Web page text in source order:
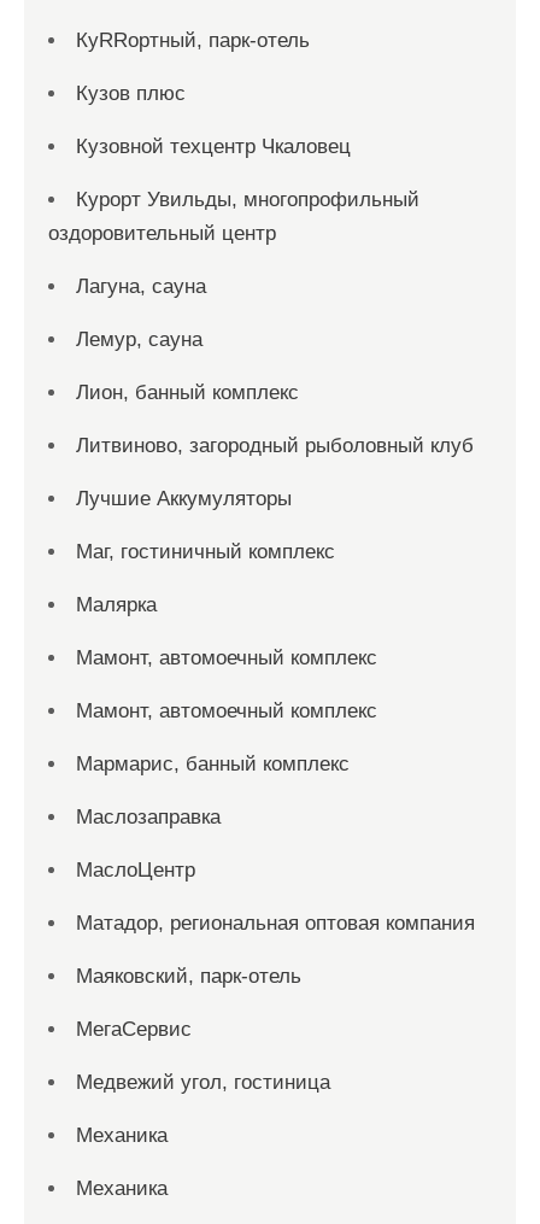
КуRRортный, парк-отель
Кузов плюс
Кузовной техцентр Чкаловец
Курорт Увильды, многопрофильный
оздоровительный центр
Лагуна, сауна
Лемур, сауна
Лион, банный комплекс
Литвиново, загородный рыболовный клуб
Лучшие Аккумуляторы
Маг, гостиничный комплекс
Малярка
Мамонт, автомоечный комплекс
Мамонт, автомоечный комплекс
Мармарис, банный комплекс
Маслозаправка
МаслоЦентр
Матадор, региональная оптовая компания
Маяковский, парк-отель
МегаСервис
Медвежий угол, гостиница
Механика
Механика